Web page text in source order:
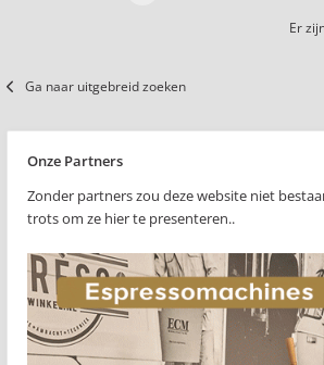
Er
Ga naar uitgebreid zoeken
Onze Partners
Zonder partners zou deze website niet
trots om ze hier te presenteren..